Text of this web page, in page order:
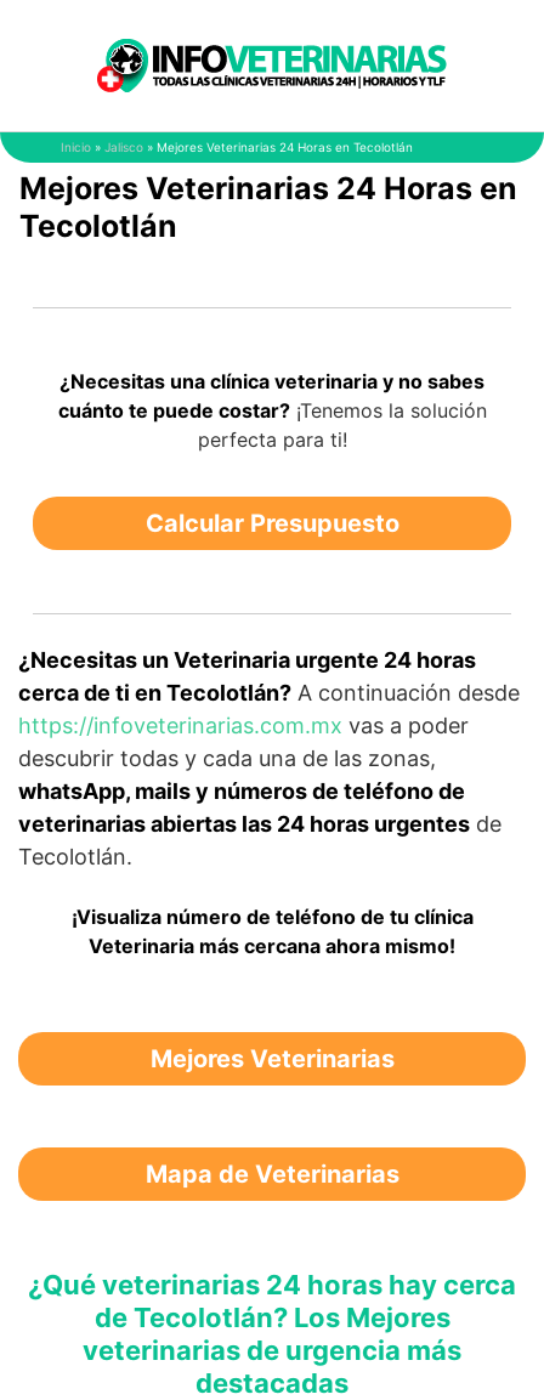
Inicio » Jalisco » Mejores Veterinarias 24 Horas en Tecolotlán
Mejores Veterinarias 24 Horas en
Tecolotlán
¿Necesitas una clínica veterinaria y no sabes
cuánto te puede costar?¡Tenemos la solución
perfecta para ti!
Calcular Presupuesto
¿Necesitas un Veterinaria urgente 24 horas
cerca de ti en Tecolotlán? A continuación desde
https://infoveterinarias.com.mx vas a poder
descubrir todas y cada una de las zonas,
whatsApp, mails y números de teléfono de
veterinarias abiertas las 24 horas urgentes de
Tecolotlán.
¡Visualiza número de teléfono de tu clínica
Veterinaria más cercana ahora mismo!
Mejores Veterinarias
Mapa de Veterinarias
¿Qué veterinarias 24 horas hay cerca
de Tecolotlán? Los Mejores
veterinarias de urgencia más
destacadas